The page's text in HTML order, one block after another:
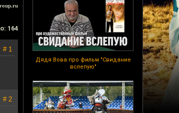
Дядя Вова про фильм "Свидание
вслепую"
164
# 1
# 2